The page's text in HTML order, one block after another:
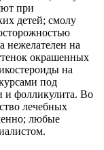
при
детей; смолу
нежелателен на
окрашенных
на
под
и фолликулита. Во
лечебных
любые